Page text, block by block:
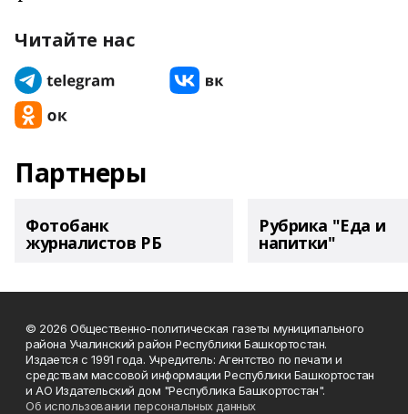
Читайте нас
Партнеры
Фотобанк
журналистов РБ
Рубрика "Еда и
напитки"
© 2026 Общественно-политическая газеты муниципального
района Учалинский район Республики Башкортостан.
Издается с 1991 года. Учредитель: Агентство по печати и
средствам массовой информации Республики Башкортостан
и АО Издательский дом "Республика Башкортостан".
Об использовании персональных данных